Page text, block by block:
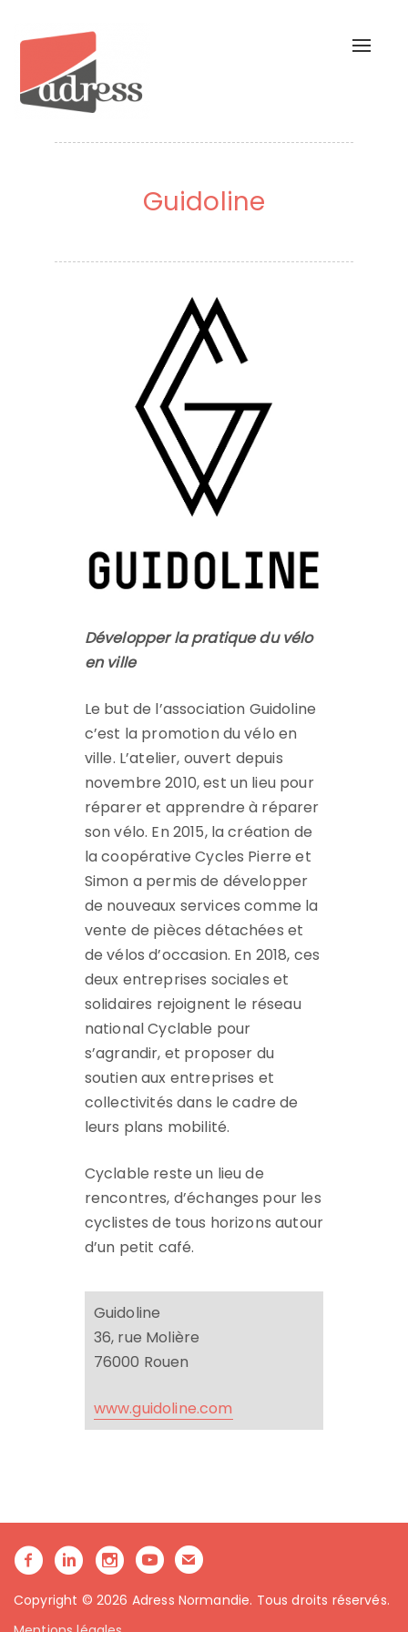
Guidoline
Développer la pratique du vélo
en ville
Le but de l’association Guidoline
c’est la promotion du vélo en
ville. L’atelier, ouvert depuis
novembre 2010, est un lieu pour
réparer et apprendre à réparer
son vélo. En 2015, la création de
la coopérative Cycles Pierre et
Simon a permis de développer
de nouveaux services comme la
vente de pièces détachées et
de vélos d’occasion. En 2018, ces
deux entreprises sociales et
solidaires rejoignent le réseau
national Cyclable pour
s’agrandir, et proposer du
soutien aux entreprises et
collectivités dans le cadre de
leurs plans mobilité.
Cyclable reste un lieu de
rencontres, d’échanges pour les
cyclistes de tous horizons autour
d’un petit café.
Guidoline
36, rue Molière
76000 Rouen
www.guidoline.com
Copyright © 2026 Adress Normandie. Tous droits réservés.